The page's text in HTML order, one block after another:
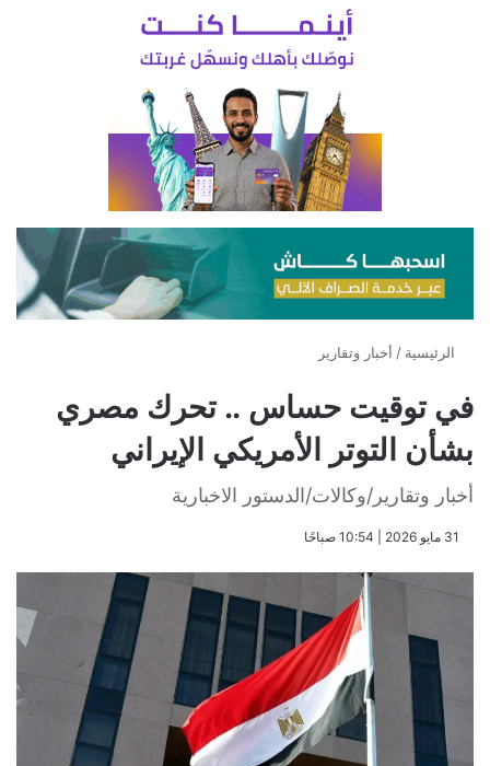
الرئيسية / أخبار وتقارير
في توقيت حساس .. تحرك مصري
بشأن التوتر الأمريكي الإيراني
أخبار وتقارير/وكالات/الدستور الاخبارية
​31 مايو 2026 | 10:54 صباحًا